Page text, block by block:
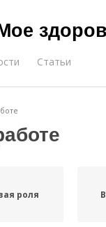
Статьи
роля